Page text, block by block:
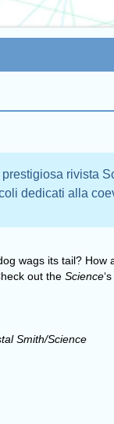
prestigiosa rivista
dedicati alla
wags its tail?
out theScience
Smith/Science